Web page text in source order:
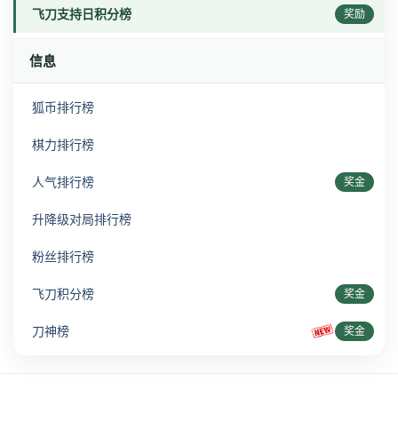
飞刀支持日积分榜 奖励
信息
狐币排行榜
棋力排行榜
人气排行榜 奖金
升降级对局排行榜
粉丝排行榜
飞刀积分榜 奖金
刀神榜 奖金